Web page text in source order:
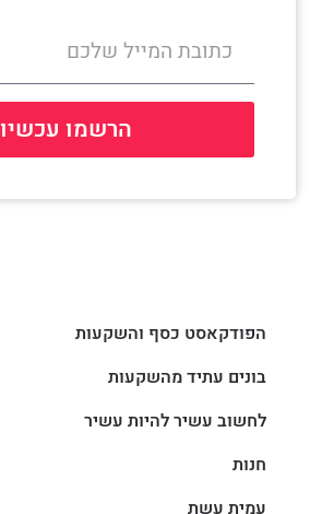
הרשמו עכשיו
הפודקאסט כסף והשקעות
בונים עתיד מהשקעות
לחשוב עשיר להיות עשיר
חנות